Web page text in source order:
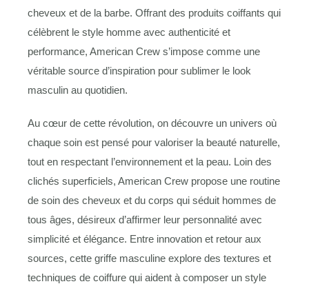
cheveux et de la barbe. Offrant des produits coiffants qui
célèbrent le style homme avec authenticité et
performance, American Crew s’impose comme une
véritable source d’inspiration pour sublimer le look
masculin au quotidien.
Au cœur de cette révolution, on découvre un univers où
chaque soin est pensé pour valoriser la beauté naturelle,
tout en respectant l’environnement et la peau. Loin des
clichés superficiels, American Crew propose une routine
de soin des cheveux et du corps qui séduit hommes de
tous âges, désireux d’affirmer leur personnalité avec
simplicité et élégance. Entre innovation et retour aux
sources, cette griffe masculine explore des textures et
techniques de coiffure qui aident à composer un style